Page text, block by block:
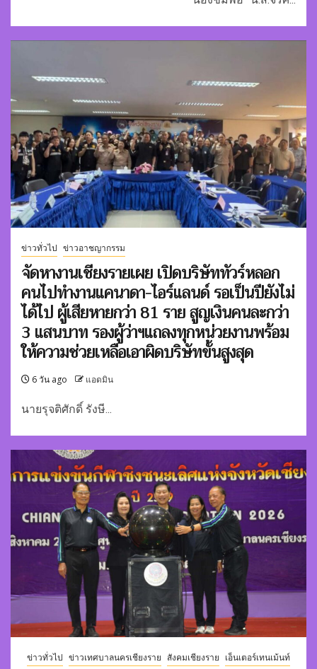
ข่าวทั่วไป ข่าวอาชญากรรม
จัดหางานเชียงรายเผย เปิดบริษัททัวร์หลอก
คนไปทำงานแคนาดา-ไอร์แลนด์ รอเป็นปียังไม่
ได้ไป ผู้เสียหายกว่า 81 ราย สูญเงินคนละกว่า
3 แสนบาท รองผู้ว่าฯแถลงทุกหน่วยงานพร้อม
ให้ความช่วยเหลือเอาผิดบริษัทขั้นสูงสุด
6 วัน ago แอดมิน
นายรุจติศักดิ์ รังษี...
ข่าวทั่วไป ข่าวเทศบาลนครเชียงราย สังคมเชียงราย เอ็นเตอร์เทนเม้นท์